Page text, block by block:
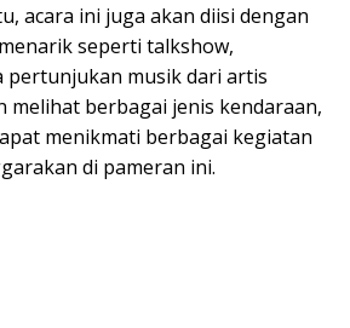
acara ini juga akan diisi dengan
seperti talkshow,
pertunjukan musik dari artis
melihat berbagai jenis kendaraan,
menikmati berbagai kegiatan
di pameran ini.